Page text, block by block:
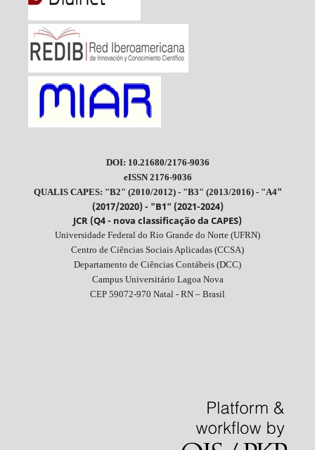
DOI: 10.21680/2176-9036
eISSN 2176-9036
QUALIS CAPES: "B2" (2010/2012) - "B3" (2013/2016) - "A4"
(2017/2020) - "B1" (2021-2024)
JCR (Q4 - nova classificação da CAPES)
Universidade Federal do Rio Grande do Norte (UFRN)
Centro de Ciências Sociais Aplicadas (CCSA)
Departamento de Ciências Contábeis (DCC)
Campus Universitário Lagoa Nova
CEP 59072-970 Natal - RN – Brasil